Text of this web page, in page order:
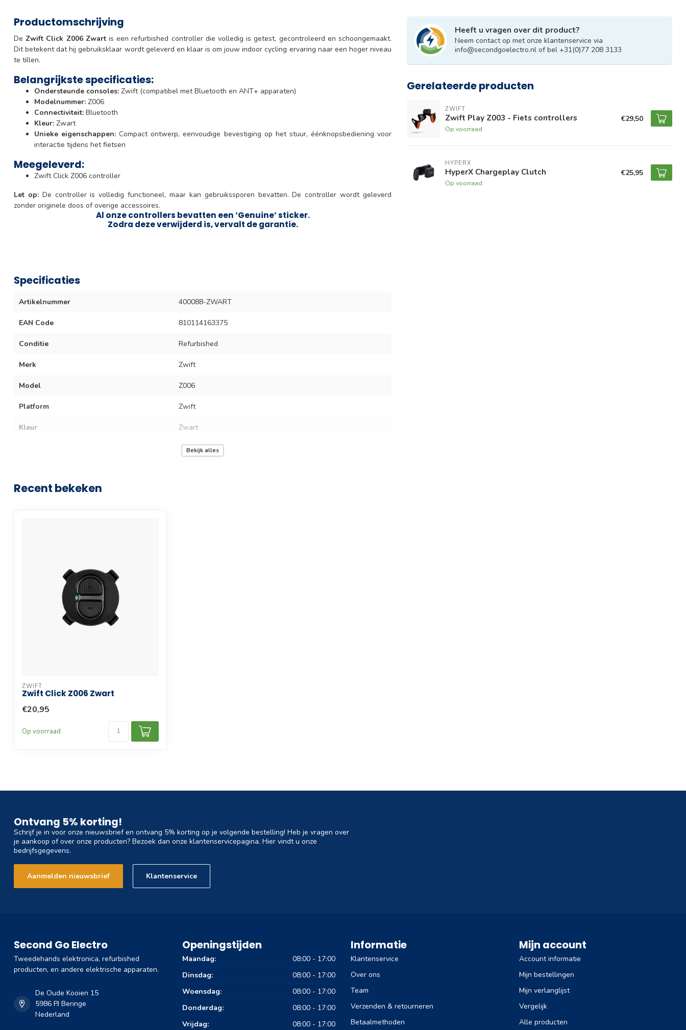
Productomschrijving
De Zwift Click Z006 Zwartis een refurbished controller die volledig is getest, gecontroleerd en schoongemaakt.
Dit betekent dat hij gebruiksklaar wordt geleverd en klaar is om jouw indoor cycling ervaring naar een hoger niveau
te tillen.
Belangrijkste specificaties:
Ondersteunde consoles: Zwift (compatibel met Bluetooth en ANT+ apparaten)
Modelnummer: Z006
Connectiviteit: Bluetooth
Kleur: Zwart
Unieke eigenschappen: Compact ontwerp, eenvoudige bevestiging op het stuur, éénknopsbediening voor
interactie tijdens het fietsen
Meegeleverd:
Zwift Click Z006 controller
Let op:De controller is volledig functioneel, maar kan gebruikssporen bevatten. De controller wordt geleverd
zonder originele doos of overige accessoires.
Al onze controllers bevatten een ‘Genuine’ sticker.
Zodra deze verwijderd is, vervalt de garantie.
Specificaties
Artikelnummer 400088-ZWART
EAN Code 810114163375
Conditie Refurbished
Merk Zwift
Model Z006
Platform Zwift
Kleur Zwart
Bluetooth
Bekijk alles
Heeft u vragen over dit product?
Neem contact op met onze klantenservice via
info@secondgoelectro.nl of bel +31(0)77 208 3133
Gerelateerde producten
ZWIFT
Zwift Play Z003 - Fiets controllers
Op voorraad
€29,50
HYPERX
HyperX Chargeplay Clutch
Op voorraad
€25,95
Recent bekeken
ZWIFT
Zwift Click Z006 Zwart
€20,95
Op voorraad
Ontvang 5% korting!
Schrijf je in voor onze nieuwsbrief en ontvang 5% korting op je volgende bestelling! Heb je vragen over
je aankoop of over onze producten? Bezoek dan onze klantenservicepagina. Hier vindt u onze
bedrijfsgegevens.
Aanmelden nieuwsbrief Klantenservice
Second Go Electro
Tweedehands elektronica, refurbished
producten, en andere elektrische apparaten.
De Oude Kooien 15
5986 PJ Beringe
Nederland
Openingstijden
Maandag:
08:00 - 17:00
Dinsdag:
08:00 - 17:00
Woensdag:
08:00 - 17:00
Donderdag:
08:00 - 17:00
Vrijdag:
08:00 - 17:00
Informatie
Klantenservice
Over ons
Team
Verzenden & retourneren
Betaalmethoden
Mijn account
Account informatie
Mijn bestellingen
Mijn verlanglijst
Vergelijk
Alle producten